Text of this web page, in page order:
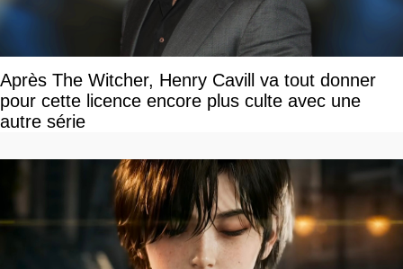
Après The Witcher, Henry Cavill va tout donner
pour cette licence encore plus culte avec une
autre série